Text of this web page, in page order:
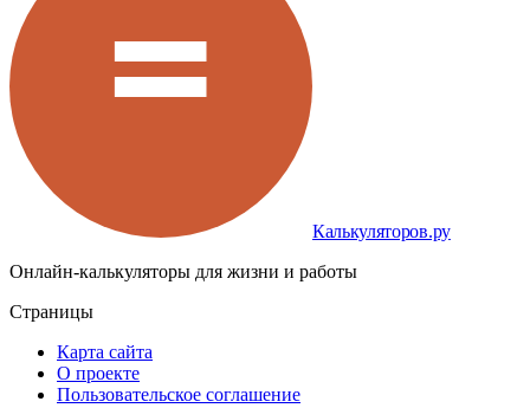
Калькуляторов.ру
Онлайн-калькуляторы для жизни и работы
Страницы
Карта сайта
О проекте
Пользовательское соглашение